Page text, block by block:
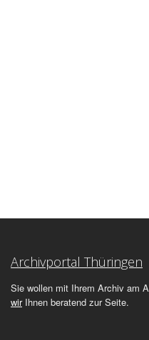
Archivportal Thüringen
Sie wollen mit Ihrem Archiv am
wirIhnen beratend zur Seite.